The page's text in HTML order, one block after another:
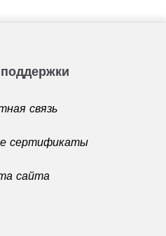
поддержки
связь
сертификаты
сайта